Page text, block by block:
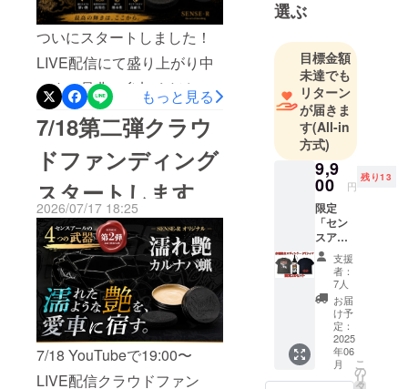
ターン対象 5％OFFクーポ
ンをご利用いただけます！
この3日間だけの特別企画で
すので、ぜひご活用くださ
い。⸻SENSE-Rが本気
で作り上げた「徹底洗車シ
リーズ」ぜひLIVEでお会い
しましょう！皆様のご参
加、心よりお待ちしており
ます！第３弾 「艶守
TSUYAMORIグラフェン」
YouTube LIVE
ついにスタートしました！
LIVE配信にて盛り上がり中
です！是非ご参加くださ
い！ご不明な点あればご質
問ください！ LIVE
もっと見る
7/18第二弾クラウ
ドファンディング
スタートします
2026/07/17 18:25
7/18 YouTubeで19:00〜
LIVE配信クラウドファン
る）という
め、一台で
も多くの綺
麗な車を増
やしたい！
と大阪和泉
市からス
タートしま
した。宜し
くお願いし
ショップに
て「水垢除
去剤」通常
販売中！！
https://sense
r.store/collec
選ぶ
目標金額
未達でも
リターン
が届きま
す(All-in
方式)
9,9
00 円
残り13
限定
「セン
スアー
ルオリ
ジナル
ヴィン
テージT
シャ
ツ」
（ブ
ラック
orグ
レー）
支援
者：
7人
お届
け予
定：
2025
年06
月
こ
の
リ
タ